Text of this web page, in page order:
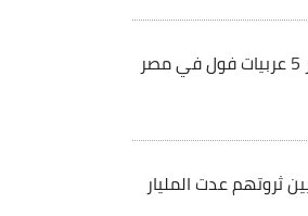
ثروتهم عدت المليار